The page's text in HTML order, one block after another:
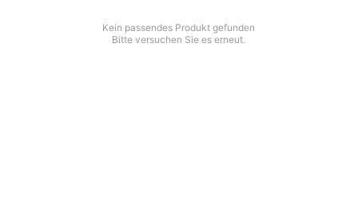
Kein passendes Produkt gefunden
Bitte versuchen Sie es erneut.